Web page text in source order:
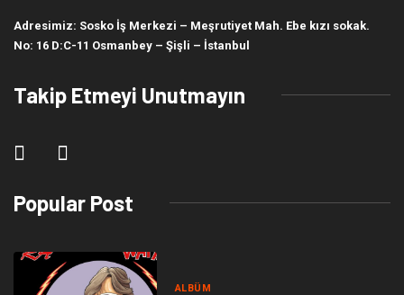
Adresimiz: Sosko İş Merkezi – Meşrutiyet Mah. Ebe kızı sokak.
No: 16 D:C-11 Osmanbey – Şişli – İstanbul
Takip Etmeyi Unutmayın
Popular Post
ALBÜM